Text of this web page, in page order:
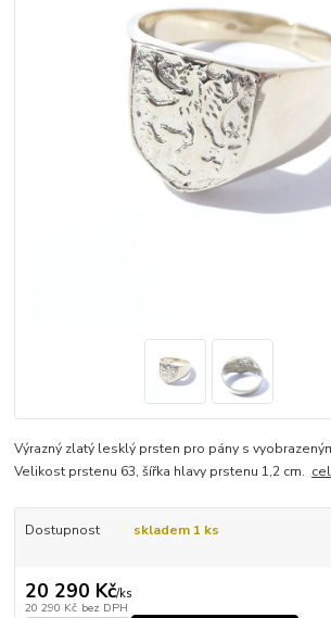
Výrazný zlatý lesklý prsten pro pány s
Velikost prstenu 63, šířka hlavy prstenu 1,2 cm.
Dostupnost skladem 1 ks
20 290 Kč/ks
20 290 Kč bez DPH